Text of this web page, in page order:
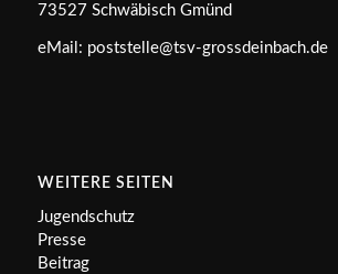
73527 Schwäbisch Gmünd
eMail: poststelle@tsv-grossdeinbach.de
WEITERE SEITEN
Jugendschutz
Presse
Beitrag